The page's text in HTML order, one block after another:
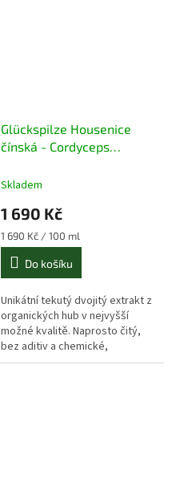
Glückspilze Housenice
čínská - Cordyceps
Skladem
1 690 Kč
Měrná
cena:
1 690 Kč / 100 ml
Do košíku
Unikátní tekutý dvojitý extrakt z
organických hub v nejvyšší
možné kvalitě. Naprosto čitý,
bez aditiv a chemické,
radioaktivní a mikrobiální